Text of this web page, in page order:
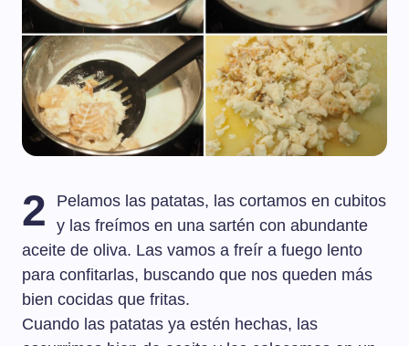
2
Pelamos las patatas, las cortamos en cubitos
y las freímos en una sartén con abundante
aceite de oliva. Las vamos a freír a fuego lento
para confitarlas, buscando que nos queden más
bien cocidas que fritas.
Cuando las patatas ya estén hechas, las